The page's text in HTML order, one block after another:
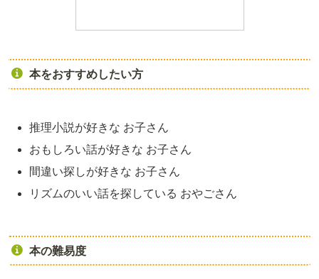
本をおすすめしたい方
推理小説が好きな お子さん
おもしろい話が好きな お子さん
間違い探しが好きな お子さん
リズムのいい話を探している おやごさん
本の難易度